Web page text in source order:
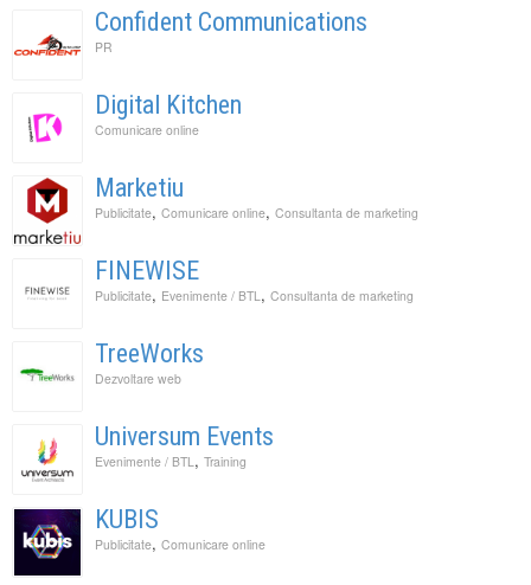
Confident Communications
PR
Digital Kitchen
Comunicare online
Marketiu
Publicitate, Comunicare online, Consultanta de marketing
FINEWISE
Publicitate, Evenimente / BTL , Consultanta de marketing
TreeWorks
Dezvoltare web
Universum Events
Evenimente / BTL , Training
KUBIS
Publicitate, Comunicare online